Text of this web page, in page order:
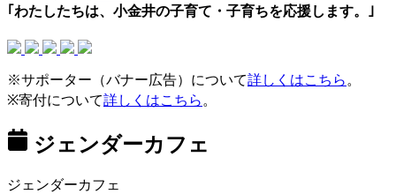
｢わたしたちは、小金井の子育て・子育ちを応援します。｣
※サポーター（バナー広告）について詳しくはこちら 。
※寄付について詳しくはこちら 。
ジェンダーカフェ
ジェンダーカフェ